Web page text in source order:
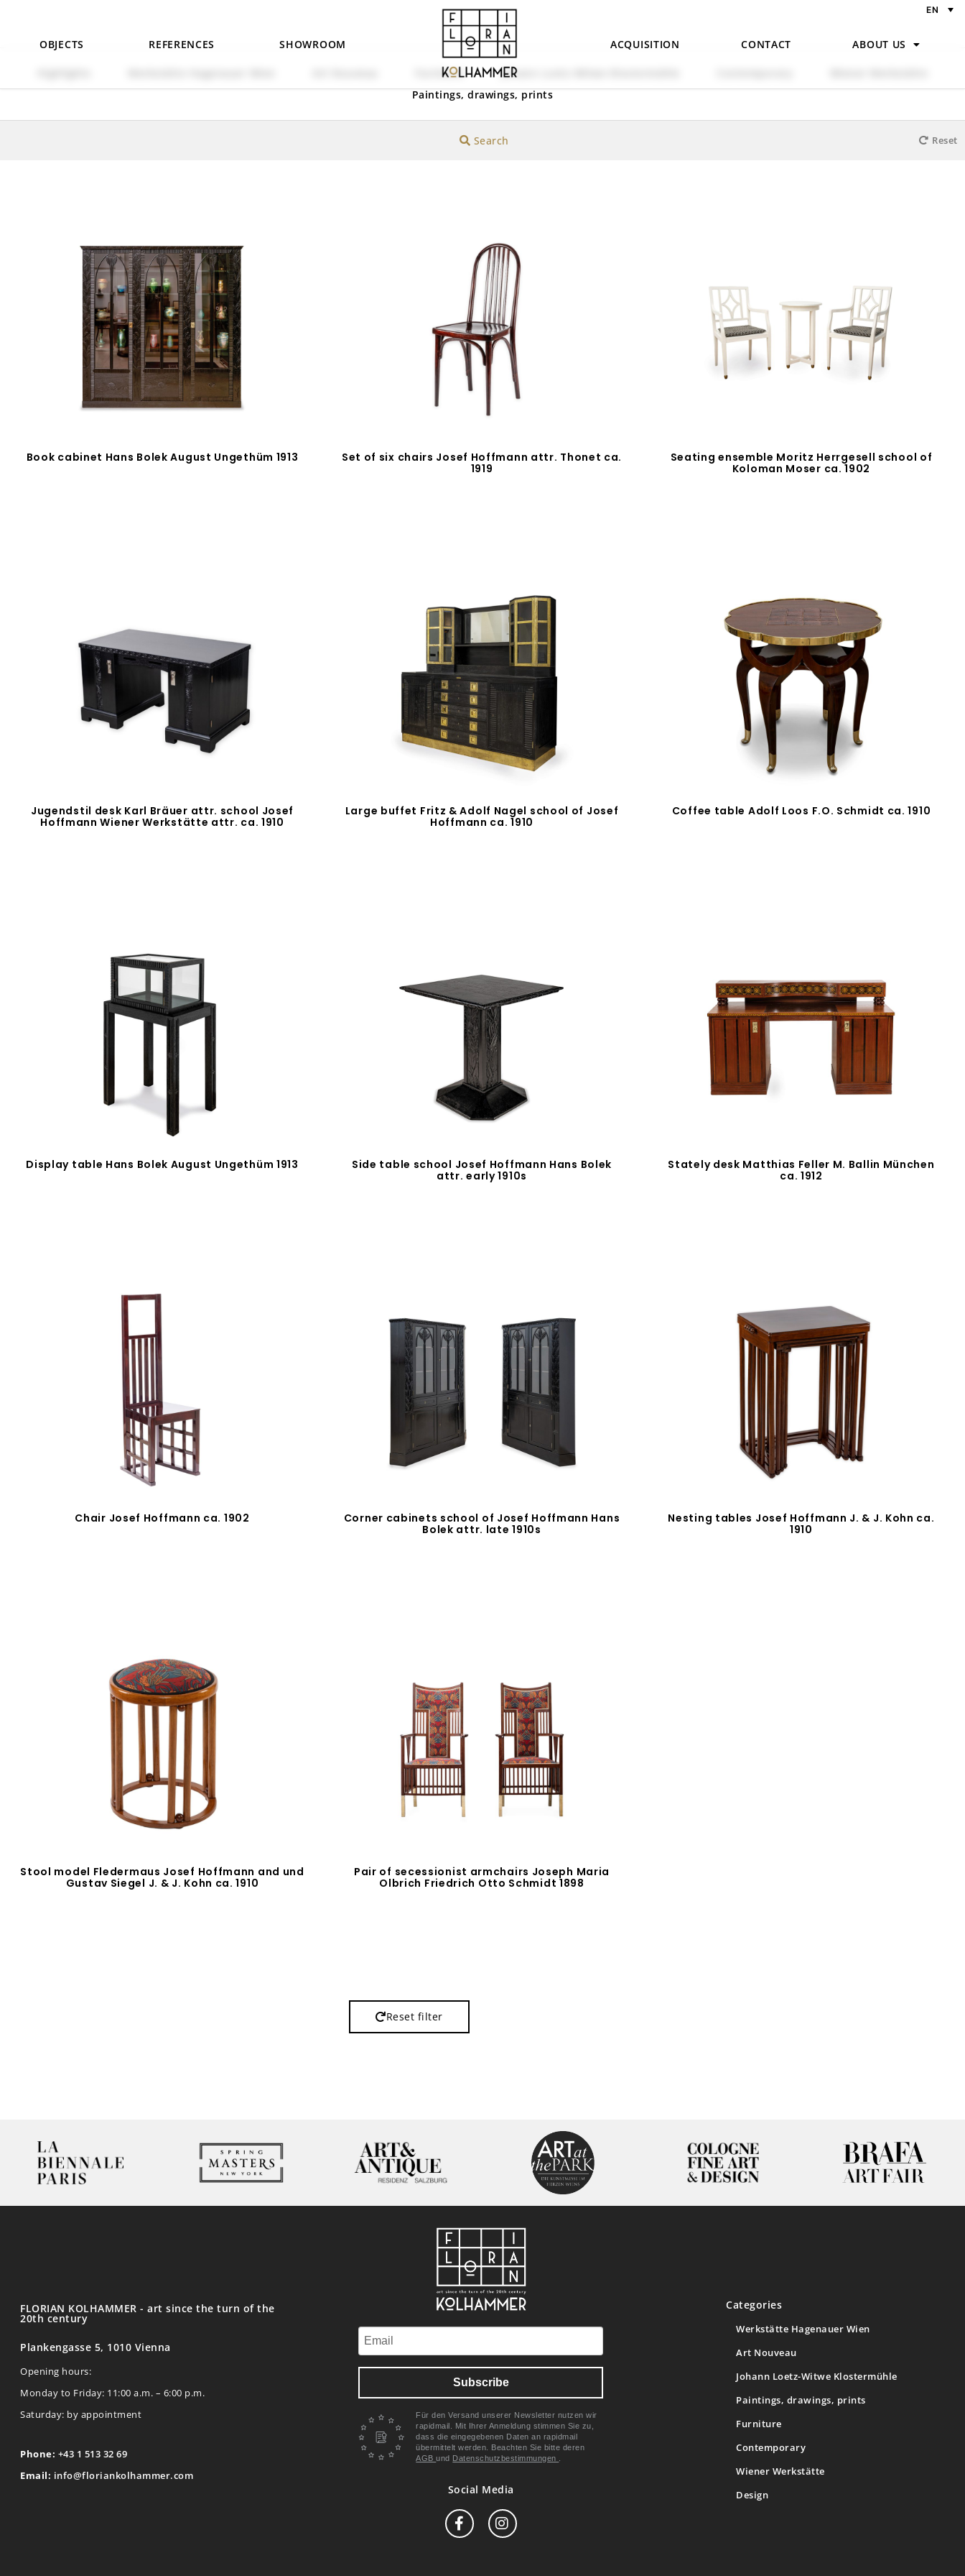
OBJECTS REFERENCES SHOWROOM
EN
ACQUISITION CONTACT ABOUT US
Furniture Johann Loetz-Witwe Klostermühle
Paintings, drawings, prints
Search Reset
Book cabinet Hans Bolek August Ungethüm 1913
Set of six chairs Josef Hoffmann attr. Thonet ca.
1919
Seating ensemble Moritz Herrgesell school of
Koloman Moser ca. 1902
Jugendstil desk Karl Bräuer attr. school Josef
Hoffmann Wiener Werkstätte attr. ca. 1910
Large buffet Fritz & Adolf Nagel school of Josef
Hoffmann ca. 1910
Coffee table Adolf Loos F.O. Schmidt ca. 1910
Display table Hans Bolek August Ungethüm 1913
Side table school Josef Hoffmann Hans Bolek
attr. early 1910s
Stately desk Matthias Feller M. Ballin München
ca. 1912
Chair Josef Hoffmann ca. 1902
Corner cabinets school of Josef Hoffmann Hans
Bolek attr. late 1910s
Nesting tables Josef Hoffmann J. & J. Kohn ca.
1910
Stool model Fledermaus Josef Hoffmann and und
Gustav Siegel J. & J. Kohn ca. 1910
Pair of secessionist armchairs Joseph Maria
Olbrich Friedrich Otto Schmidt 1898
Reset filter
FLORIAN KOLHAMMER - art since the turn of the
20th century
Plankengasse 5, 1010 Vienna
Opening hours:
Monday to Friday: 11:00 a.m. – 6:00 p.m.
Saturday: by appointment
Phone: +43 1 513 32 69
Email: info@floriankolhammer.com
Subscribe
Für den Versand unserer Newsletter nutzen wir
rapidmail. Mit Ihrer Anmeldung stimmen Sie zu,
dass die eingegebenen Daten an rapidmail
übermittelt werden. Beachten Sie bitte deren
AGBund Datenschutzbestimmungen
Social Media
Categories
Werkstätte Hagenauer Wien
Art Nouveau
Johann Loetz-Witwe Klostermühle
Paintings, drawings, prints
Furniture
Contemporary
Wiener Werkstätte
Design